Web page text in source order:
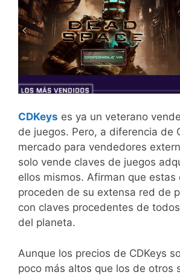
CDKeys es ya un veterano
de juegos. Pero, a diferencia de
mercado para vendedores
solo vende claves de juegos
ellos mismos. Afirman que estas
proceden de su extensa red de
con claves procedentes de
del planeta.
Aunque los precios de CDKeys
poco más altos que los de otros